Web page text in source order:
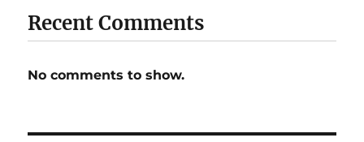
Recent Comments
No comments to show.